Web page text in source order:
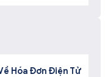
Hóa Đơn Điện Tử